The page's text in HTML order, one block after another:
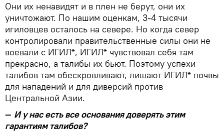
Они их ненавидят и в плен не берут, они их
уничтожают. По нашим оценкам, 3-4 тысячи
игиловцев осталось на севере. Но когда север
контролировали правительственные силы они не
воевали с ИГИЛ*, ИГИЛ* чувствовал себя там
прекрасно, а талибы их бьют. Поэтому успехи
талибов там обескровливают, лишают ИГИЛ* почвы
для нападений и для диверсий против
Центральной Азии.
— И у нас есть все основания доверять этим
гарантиям талибов?